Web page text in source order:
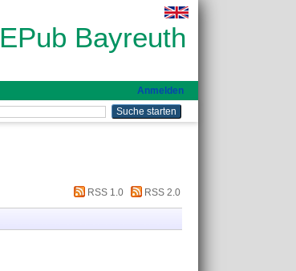
EPub Bayreuth
Anmelden
RSS 1.0 RSS 2.0